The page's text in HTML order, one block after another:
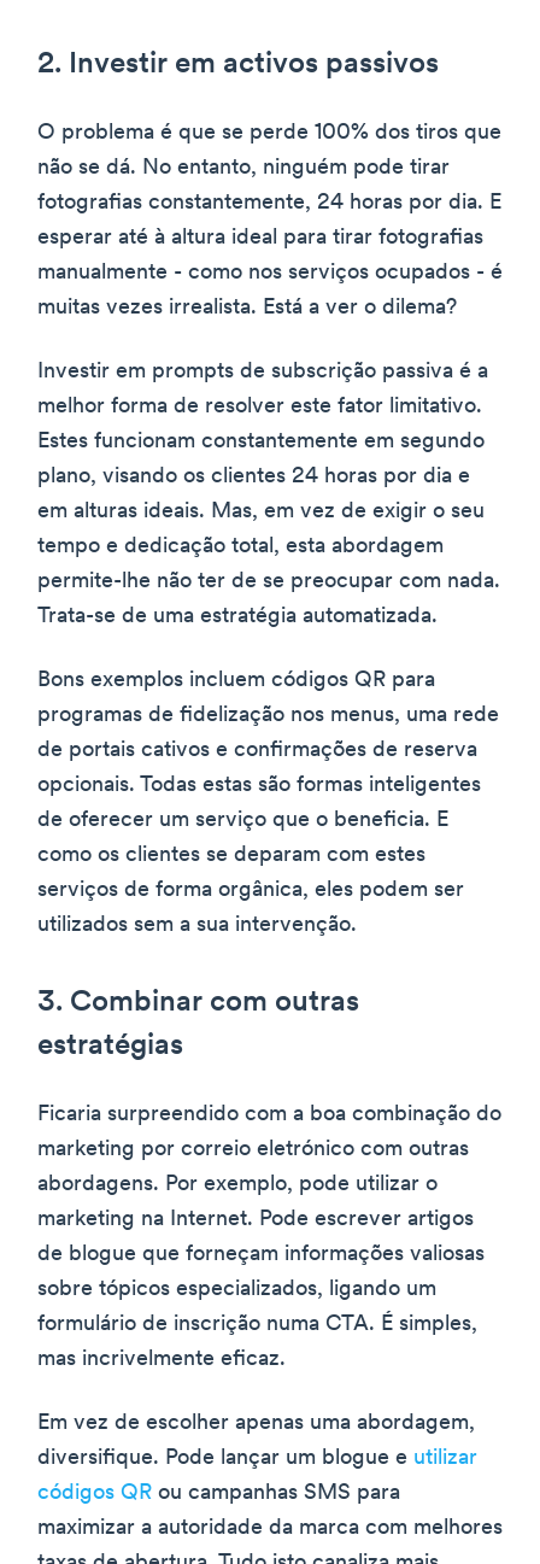
2. Investir em activos passivos
O problema é que se perde 100% dos tiros que
não se dá. No entanto, ninguém pode tirar
fotografias constantemente, 24 horas por dia. E
esperar até à altura ideal para tirar fotografias
manualmente - como nos serviços ocupados - é
muitas vezes irrealista. Está a ver o dilema?
Investir em prompts de subscrição passiva é a
melhor forma de resolver este fator limitativo.
Estes funcionam constantemente em segundo
plano, visando os clientes 24 horas por dia e
em alturas ideais. Mas, em vez de exigir o seu
tempo e dedicação total, esta abordagem
permite-lhe não ter de se preocupar com nada.
Trata-se de uma estratégia automatizada.
Bons exemplos incluem códigos QR para
programas de fidelização nos menus, uma rede
de portais cativos e confirmações de reserva
opcionais. Todas estas são formas inteligentes
de oferecer um serviço que o beneficia. E
como os clientes se deparam com estes
serviços de forma orgânica, eles podem ser
utilizados sem a sua intervenção.
3. Combinar com outras
estratégias
Ficaria surpreendido com a boa combinação do
marketing por correio eletrónico com outras
abordagens. Por exemplo, pode utilizar o
marketing na Internet. Pode escrever artigos
de blogue que forneçam informações valiosas
sobre tópicos especializados, ligando um
formulário de inscrição numa CTA. É simples,
mas incrivelmente eficaz.
Em vez de escolher apenas uma abordagem,
diversifique. Pode lançar um blogue e utilizar
códigos QR ou campanhas SMS para
maximizar a autoridade da marca com melhores